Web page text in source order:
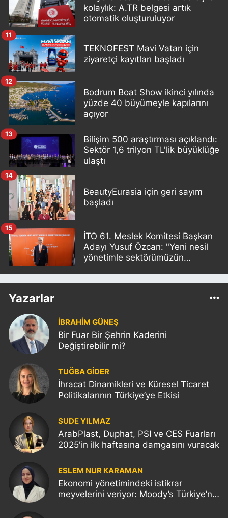
kolaylık: A.TR belgesi artık
otomatik oluşturuluyor
TEKNOFEST Mavi Vatan için
ziyaretçi kayıtları başladı
11
Bodrum Boat Show ikinci yılında
yüzde 40 büyümeyle kapılarını
açıyor
12
Bilişim 500 araştırması açıklandı:
Sektör 1,6 trilyon TL'lik büyüklüğe
ulaştı
13
BeautyEurasia için geri sayım
başladı
14
İTO 61. Meslek Komitesi Başkan
Adayı Yusuf Özcan: "Yeni nesil
yönetimle sektörümüzün
15
Yazarlar
İBRAHİM GÜNEŞ
Bir Fuar Bir Şehrin Kaderini
Değiştirebilir mi?
TUĞBA GİDER
İhracat Dinamikleri ve Küresel Ticaret
Politikalarının Türkiye’ye Etkisi
SUDE YILMAZ
ArabPlast, Duphat, PSI ve CES Fuarları
2025'in ilk haftasına damgasını vuracak
ESLEM NUR KARAMAN
Ekonomi yönetimindeki istikrar
meyvelerini veriyor: Moody’s Türkiye’nin